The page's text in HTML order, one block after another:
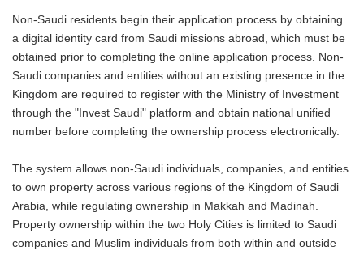
Non-Saudi residents begin their application process by obtaining
a digital identity card from Saudi missions abroad, which must be
obtained prior to completing the online application process. Non-
Saudi companies and entities without an existing presence in the
Kingdom are required to register with the Ministry of Investment
through the "Invest Saudi" platform and obtain national unified
number before completing the ownership process electronically.
The system allows non-Saudi individuals, companies, and entities
to own property across various regions of the Kingdom of Saudi
Arabia, while regulating ownership in Makkah and Madinah.
Property ownership within the two Holy Cities is limited to Saudi
companies and Muslim individuals from both within and outside